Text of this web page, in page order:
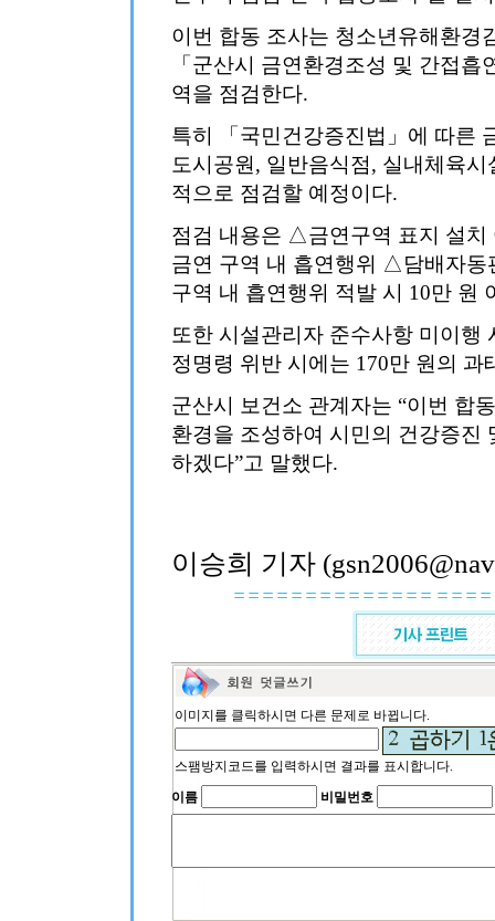
이번 합동 조사는 청소년유해환경
「군산시 금연환경조성 및 간접
역을 점검한다.
특히 「국민건강증진법」에 따른
도시공원, 일반음식점, 실내체육
적으로 점검할 예정이다.
점검 내용은 △금연구역 표지 설
금연 구역 내 흡연행위 △담배자동
구역 내 흡연행위 적발 시 10만 원
또한 시설관리자 준수사항 미이행
정명령 위반 시에는 170만 원의 과
군산시 보건소 관계자는 “이번 합
환경을 조성하여 시민의 건강증진
하겠다”고 말했다.
이승희 기자
이미지를 클릭하시면 다른 문제로 바뀝니다.
스팸방지코드를 입력하시면 결과를 표시합니다.
이름
비밀번호